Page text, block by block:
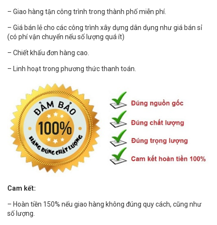
– Giao hàng tận công trình trong thành phố miễn phí.
– Giá bán lẻ cho các công trình xây dựng dân dụng như giá bán sỉ
(có phí vận chuyển nếu số lượng quá ít)
– Chiết khấu đơn hàng cao.
– Linh hoạt trong phương thức thanh toán.
Cam kết:
– Hoàn tiền 150% nếu giao hàng không đúng quy cách, cũng như
số lượng.